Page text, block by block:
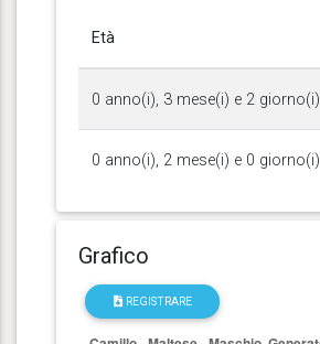
Età
0 anno(i), 3 mese(i) e 2 giorno(i)
0 anno(i), 2 mese(i) e 0 giorno(i)
Grafico
REGISTRARE